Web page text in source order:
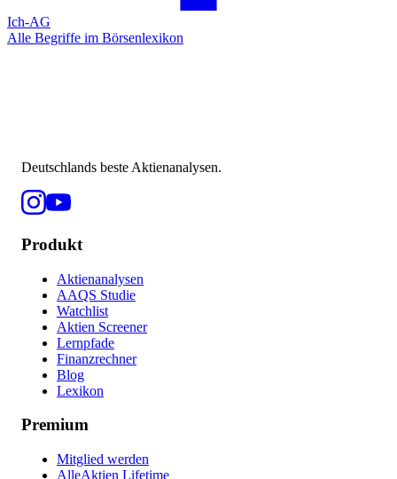
Ich-AG
Alle Begriffe im Börsenlexikon
Deutschlands beste Aktienanalysen.
Produkt
Aktienanalysen
AAQS Studie
Watchlist
Aktien Screener
Lernpfade
Finanzrechner
Blog
Lexikon
Premium
Mitglied werden
AlleAktien Lifetime